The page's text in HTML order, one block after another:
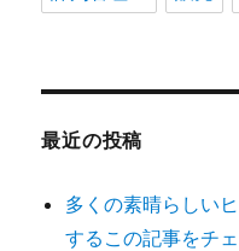
最近の投稿
多くの素晴らしい
するこの記事をチ